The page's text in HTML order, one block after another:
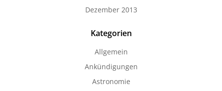
Dezember 2013
Kategorien
Allgemein
Ankündigungen
Astronomie